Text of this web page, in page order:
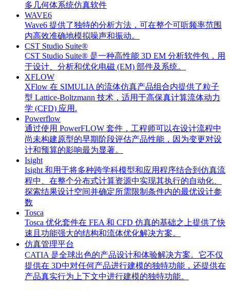
多几何体系统仿真软件
WAVE6
Wave6 提供了独特的分析方法，可在整个可听频率范围
内高效准确地模拟噪声和振动。
CST Studio Suite®
CST Studio Suite® 是一种高性能 3D EM 分析软件包，用
于设计、分析和优化电磁 (EM) 部件及系统。
XFLOW
XFlow 在 SIMULIA 的流体仿真产品组合内提供了粒子
型 Lattice-Boltzmann 技术，适用于高保真计算流体动力
学 (CFD) 应用.
Powerflow
通过使用 PowerFLOW 套件，工程师可以在设计流程中
尚未构建原型的早期阶段评估产品性能，因为变更对设
计和预算的影响最为显著。
Isight
Isight 和用于将多种跨学科模型和应用程序结合到仿真流
程中、在整个分布式计算资源中实现其执行的自动化、
探索结果设计空间并确定所需限制条件内的最优设计参
数
Tosca
Tosca 优化套件在 FEA 和 CFD 仿真的基础之上提供了快
速且功能强大的结构和流体优化解决方案。
仿真管理平台
CATIA 是全球出色的产品设计和体验解决方案。它不仅
提供在 3D中对任何产品进行建模的独特功能，还提供在
产品真实行为上下文中进行建模的独特功能。